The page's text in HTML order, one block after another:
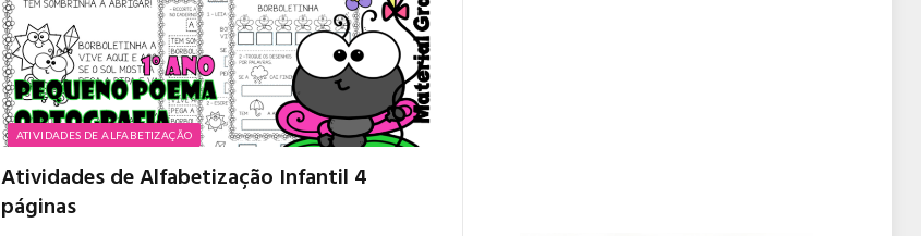
ATIVIDADES DE ALFABETIZAÇÃO
Atividades de Alfabetização Infantil 4
páginas